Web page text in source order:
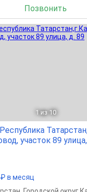
Позвонить
1 из 10
участок 89
₽ в месяц